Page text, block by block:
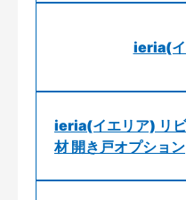
ieria(イ
ieria(イエリア) リ
材 開き戸オプション